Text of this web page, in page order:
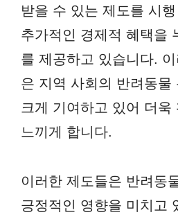
받을 수 있는 제도를 시
추가적인 경제적 혜택을
를 제공하고 있습니다.
은 지역 사회의 반려동물
크게 기여하고 있어 더욱
느끼게 합니다.
이러한 제도들은 반려동
긍정적인 영향을 미치고